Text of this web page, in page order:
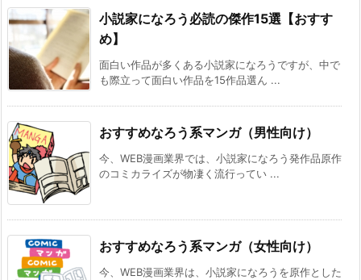
『異世界★魔法少女― 転生初日に聖女扱いされ
ましたが、変身が罰ゲームすぎます！ ―』 『臆
病魔術師、カレンの激情 ～ダンジョンという
楽園は、君達に夢を見せるか～』
[スコ速＠ネット小説まとめ] 2026/08/04 12:00
初心者なのに規格外の戦闘能力を見せた結果、
配信でバズってしまう～ 【現代/異世界からの
帰還】
VRMMOの作品で何かオススメないですかね？
その２５ ※再アンケート
魔法科高校の月島さん（モドキ）/西住家の少
年/ドラゴンボールad astra
[まろでぃの徒然なる雑記＠Web小説紹介] 2026/08/03 07:23
小説家になろう必読の傑作15選【おすす
め】
面白い作品が多くある小説家になろうですが、中で
も際立って面白い作品を15作品選ん ...
おすすめなろう系マンガ（男性向け）
今、WEB漫画業界では、小説家になろう発作品原作
のコミカライズが物凄く流行ってい ...
おすすめなろう系マンガ（女性向け）
今、WEB漫画業界は、小説家になろうを原作とした